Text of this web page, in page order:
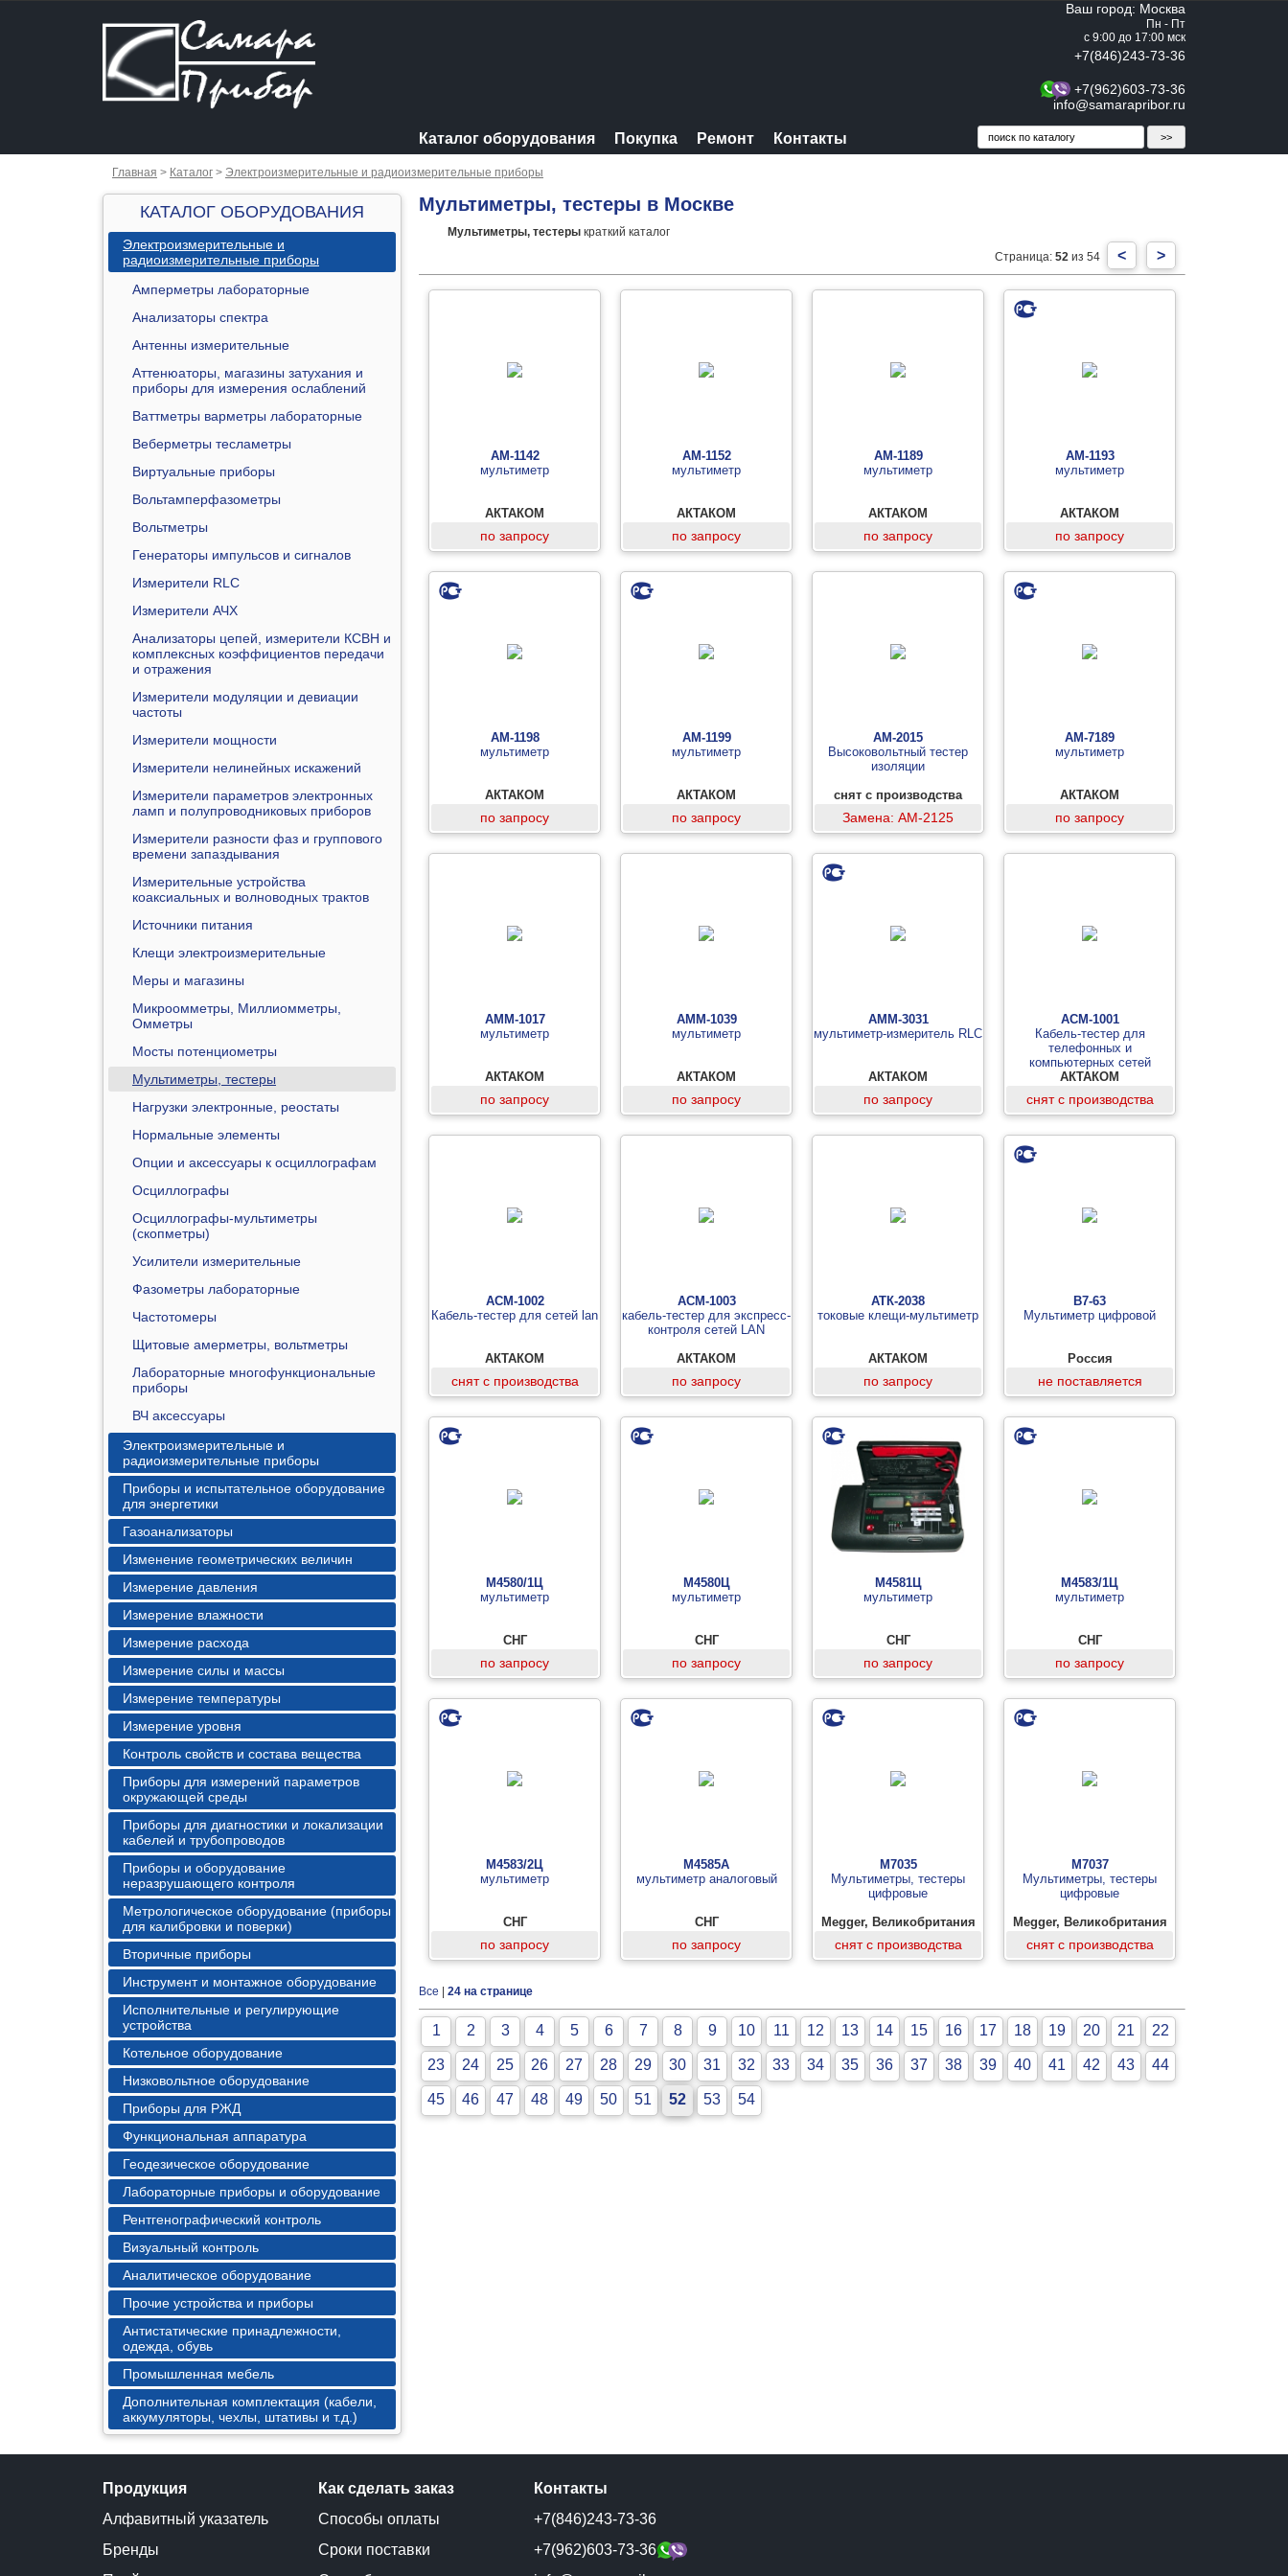
Ваш город: Москва
Пн - Пт
с 9:00 до 17:00 мск
+7(846)243-73-36
+7(962)603-73-36
info@samarapribor.ru
Каталог оборудования Покупка Ремонт Контакты
Главная > Каталог > Электроизмерительные и радиоизмерительные приборы
КАТАЛОГ ОБОРУДОВАНИЯ
Электроизмерительные и
радиоизмерительные приборы
Амперметры лабораторные
Анализаторы спектра
Антенны измерительные
Аттенюаторы, магазины затухания и
приборы для измерения ослаблений
Ваттметры варметры лабораторные
Веберметры тесламетры
Виртуальные приборы
Вольтамперфазометры
Вольтметры
Генераторы импульсов и сигналов
Измерители RLC
Измерители АЧХ
Анализаторы цепей, измерители КСВН и
комплексных коэффициентов передачи
и отражения
Измерители модуляции и девиации
частоты
Измерители мощности
Измерители нелинейных искажений
Измерители параметров электронных
ламп и полупроводниковых приборов
Измерители разности фаз и группового
времени запаздывания
Измерительные устройства
коаксиальных и волноводных трактов
Источники питания
Клещи электроизмерительные
Меры и магазины
Микроомметры, Миллиомметры,
Омметры
Мосты потенциометры
Мультиметры, тестеры
Нагрузки электронные, реостаты
Нормальные элементы
Опции и аксессуары к осциллографам
Осциллографы
Осциллографы-мультиметры
(скопметры)
Усилители измерительные
Фазометры лабораторные
Частотомеры
Щитовые амерметры, вольтметры
Лабораторные многофункциональные
приборы
ВЧ аксессуары
Электроизмерительные и
радиоизмерительные приборы
Приборы и испытательное оборудование
для энергетики
Газоанализаторы
Изменение геометрических величин
Измерение давления
Измерение влажности
Измерение расхода
Измерение силы и массы
Измерение температуры
Измерение уровня
Контроль свойств и состава вещества
Приборы для измерений параметров
окружающей среды
Приборы для диагностики и локализации
кабелей и трубопроводов
Приборы и оборудование
неразрушающего контроля
Метрологическое оборудование (приборы
для калибровки и поверки)
Вторичные приборы
Инструмент и монтажное оборудование
Исполнительные и регулирующие
устройства
Котельное оборудование
Низковольтное оборудование
Приборы для РЖД
Функциональная аппаратура
Геодезическое оборудование
Лабораторные приборы и оборудование
Рентгенографический контроль
Визуальный контроль
Аналитическое оборудование
Прочие устройства и приборы
Антистатические принадлежности,
одежда, обувь
Промышленная мебель
Дополнительная комплектация (кабели,
аккумуляторы, чехлы, штативы и т.д.)
Мультиметры, тестеры в Москве
Мультиметры, тестеры краткий каталог
>
<
Страница: 52 из 54
АМ-1142
мультиметр
АКТАКОМ
по запросу
АМ-1152
мультиметр
АКТАКОМ
по запросу
АМ-1189
мультиметр
АКТАКОМ
по запросу
АМ-1193
мультиметр
АКТАКОМ
по запросу
АМ-1198
мультиметр
АКТАКОМ
по запросу
АМ-1199
мультиметр
АКТАКОМ
по запросу
АМ-2015
Высоковольтный тестер
изоляции
снят с производства
Замена: АМ-2125
АМ-7189
мультиметр
АКТАКОМ
по запросу
АММ-1017
мультиметр
АКТАКОМ
по запросу
АММ-1039
мультиметр
АКТАКОМ
по запросу
АММ-3031
мультиметр-измеритель RLC
АКТАКОМ
по запросу
АСМ-1001
Кабель-тестер для
телефонных и
компьютерных сетей
АКТАКОМ
снят с производства
АСМ-1002
Кабель-тестер для сетей lan
АКТАКОМ
снят с производства
АСМ-1003
кабель-тестер для экспресс-
контроля сетей LAN
АКТАКОМ
по запросу
АТК-2038
токовые клещи-мультиметр
АКТАКОМ
по запросу
В7-63
Мультиметр цифровой
Россия
не поставляется
М4580/1Ц
мультиметр
СНГ
по запросу
М4580Ц
мультиметр
СНГ
по запросу
М4581Ц
мультиметр
СНГ
по запросу
М4583/1Ц
мультиметр
СНГ
по запросу
М4583/2Ц
мультиметр
СНГ
по запросу
М4585А
мультиметр аналоговый
СНГ
по запросу
М7035
Мультиметры, тестеры
цифровые
Megger, Великобритания
снят с производства
М7037
Мультиметры, тестеры
цифровые
Megger, Великобритания
снят с производства
Все 24 на странице
1 2 3 4 5 6 7 8 9 10 11 12 13 14 15 16 17 18 19 20 21 22
23 24 25 26 27 28 29 30 31 32 33 34 35 36 37 38 39 40 41 42 43 44
45 46 47 48 49 50 51 52 53 54
Продукция
Алфавитный указатель
Бренды
Как сделать заказ
Способы оплаты
Сроки поставки
Контакты
+7(846)243-73-36
+7(962)603-73-36